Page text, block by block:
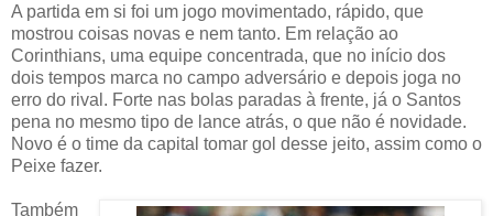
A partida em si foi um jogo movimentado, rápido, que
mostrou coisas novas e nem tanto. Em relação ao
Corinthians, uma equipe concentrada, que no início dos
dois tempos marca no campo adversário e depois joga no
erro do rival. Forte nas bolas paradas à frente, já o Santos
pena no mesmo tipo de lance atrás, o que não é novidade.
Novo é o time da capital tomar gol desse jeito, assim como o
Peixe fazer.
Também